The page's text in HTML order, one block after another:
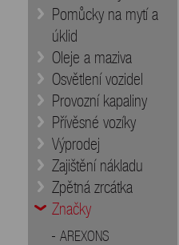
Pomůcky na mytí a
úklid
Oleje a maziva
Osvětlení vozidel
Provozní kapaliny
Přívěsné vozíky
Výprodej
Zajištění nákladu
Zpětná zrcátka
Značky
AREXONS